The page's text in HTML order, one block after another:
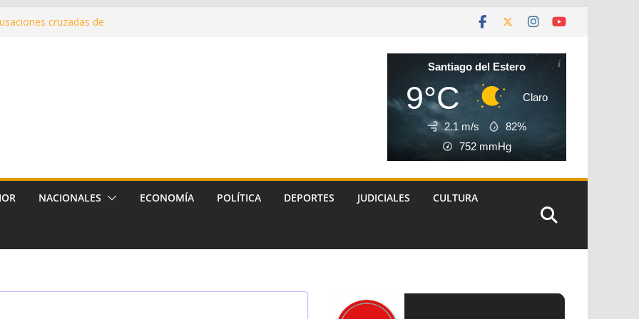
del Hospital Zonal de
de calles con
Vinalar, Juan XXIII y
pluviales
en Fernández
Santiago del Estero
9°C Claro
2.1 m/s
82%
752 mmHg
NACIONALES ECONOMÍA POLÍTICA DEPORTES JUDICIALES CULTURA